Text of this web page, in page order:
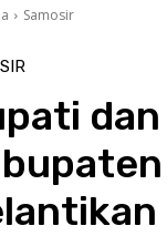
Samosir